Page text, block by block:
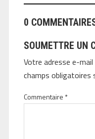
0
SOUMETTRE UN
Votre adresse e-mail
champs obligatoires
Commentaire *